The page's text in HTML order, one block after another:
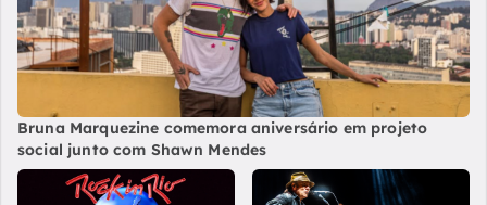
Bruna Marquezine comemora aniversário em projeto
social junto com Shawn Mendes